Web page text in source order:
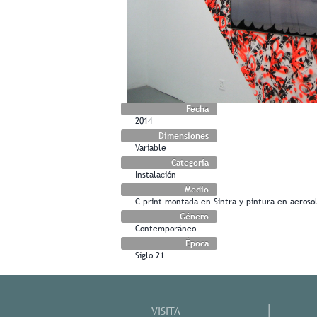
Fecha
2014
Dimensiones
Variable
Categoría
Instalación
Medio
C-print montada en Sintra y pintura en aerosol
Género
Contemporáneo
Época
Siglo 21
VISITA